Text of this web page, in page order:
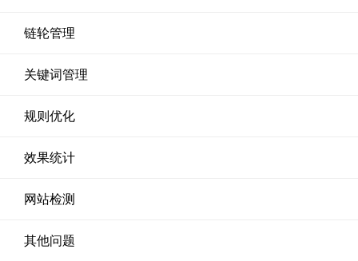
链轮管理
关键词管理
规则优化
效果统计
网站检测
其他问题